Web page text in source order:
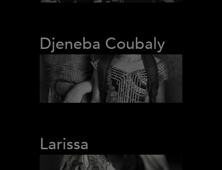
Djeneba Coubaly
Larissa